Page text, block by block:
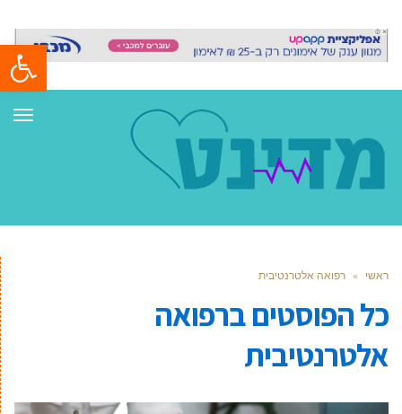
פתח
ראשי » רפואה אלטרנטיבית
כל הפוסטים ברפואה
אלטרנטיבית